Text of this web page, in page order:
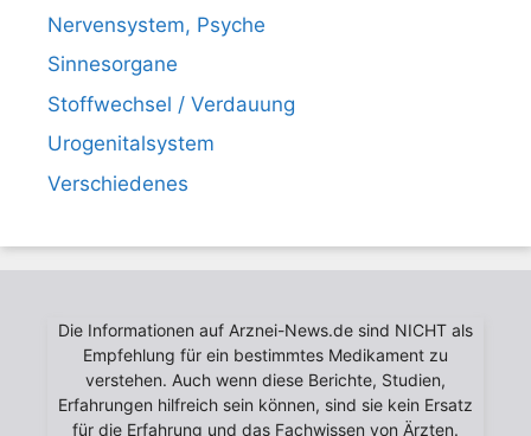
Nervensystem, Psyche
Sinnesorgane
Stoffwechsel / Verdauung
Urogenitalsystem
Verschiedenes
Die Informationen auf Arznei-News.de sind NICHT als
Empfehlung für ein bestimmtes Medikament zu
verstehen. Auch wenn diese Berichte, Studien,
Erfahrungen hilfreich sein können, sind sie kein Ersatz
für die Erfahrung und das Fachwissen von Ärzten.